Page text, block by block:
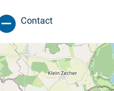
Contact